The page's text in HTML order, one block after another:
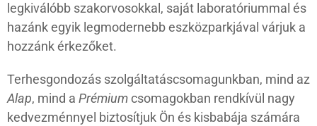
legkiválóbb szakorvosokkal, saját laboratóriummal és
hazánk egyik legmodernebb eszközparkjával várjuk a
hozzánk érkezőket.
Terhesgondozás szolgáltatáscsomagunkban, mind az
Alap, mind a Prémiumcsomagokban rendkívül nagy
kedvezménnyel biztosítjuk Ön és kisbabája számára